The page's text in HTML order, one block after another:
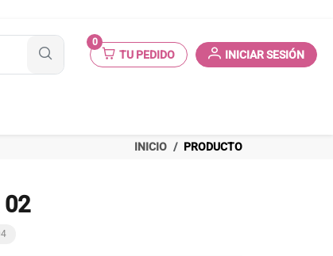
0
TU PEDIDO INICIAR SESIÓN
INICIO PRODUCTO